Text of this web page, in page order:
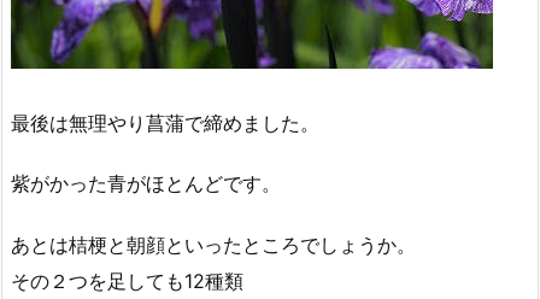
最後は無理やり菖蒲で締めました。
紫がかった青がほとんどです。
あとは桔梗と朝顔といったところでしょうか。
その２つを足しても12種類